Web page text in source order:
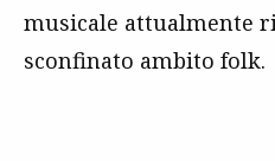
musicale attualmente
sconfinato ambito folk.